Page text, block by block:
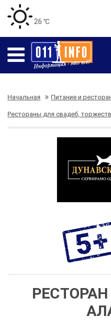
26 ℃
Начальная Питание и
Рестораны для свадеб, торжеств